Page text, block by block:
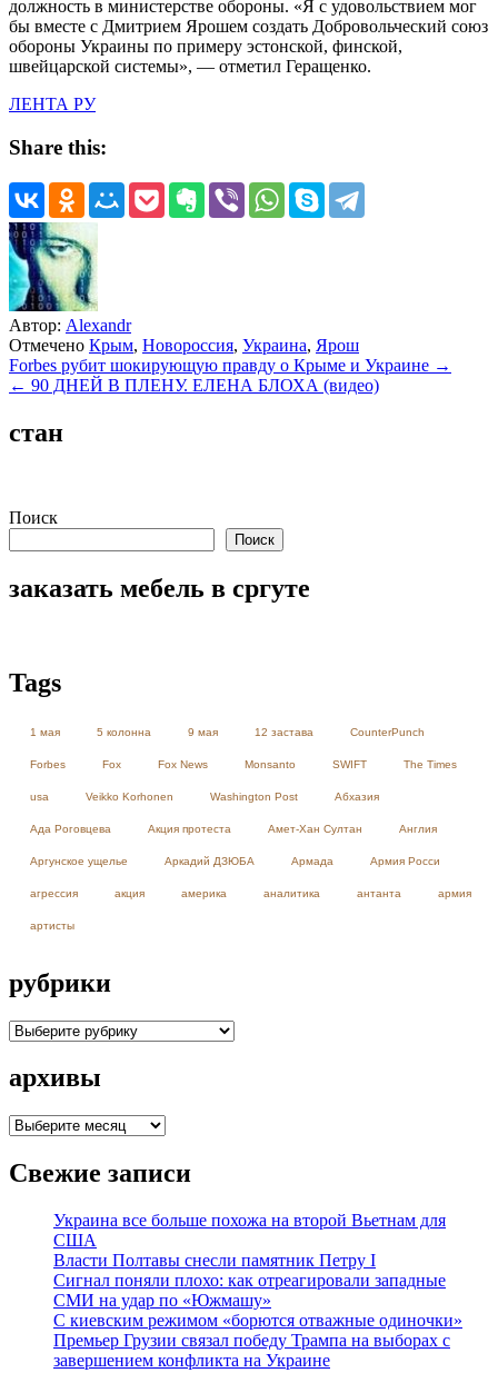
должность в министерстве обороны. «Я с удовольствием мог
бы вместе с Дмитрием Ярошем создать Добровольческий союз
обороны Украины по примеру эстонской, финской,
швейцарской системы», — отметил Геращенко.
ЛЕНТА РУ
Share this:
Автор: Alexandr
Отмечено Крым, Новороссия, Украина, Ярош
Навигация
по
записям
Forbes рубит шокирующую правду о Крыме и Украине →
← 90 ДНЕЙ В ПЛЕНУ. ЕЛЕНА БЛОХА (видео)
стан
Поиск
Поиск
заказать мебель в сргуте
Tags
1 мая 5 колонна 9 мая 12 застава CounterPunch
Forbes Fox Fox News Monsanto SWIFT The Times
usa Veikko Korhonen Washington Post Абхазия
Ада Роговцева Акция протеста Амет-Хан Султан Англия
Аргунское ущелье Аркадий ДЗЮБА Армада Армия Росси
агрессия акция америка аналитика антанта армия
артисты
рубрики
рубрики
архивы
архивы
Свежие записи
Украина все больше похожа на второй Вьетнам для
США
Власти Полтавы снесли памятник Петру I
Сигнал поняли плохо: как отреагировали западные
СМИ на удар по «Южмашу»
С киевским режимом «борются отважные одиночки»
Премьер Грузии связал победу Трампа на выборах с
завершением конфликта на Украине